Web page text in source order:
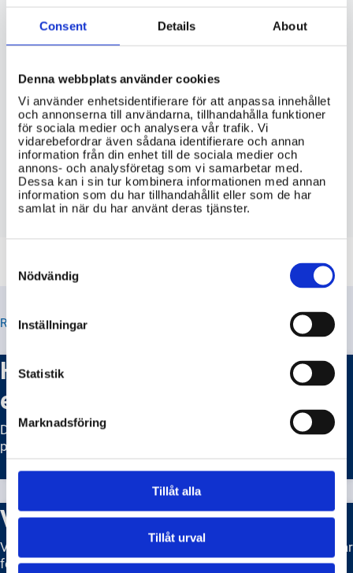
Consent Details About
Denna webbplats använder cookies
Vi använder enhetsidentifierare för att anpassa innehållet
och annonserna till användarna, tillhandahålla funktioner
för sociala medier och analysera vår trafik. Vi
vidarebefordrar även sådana identifierare och annan
information från din enhet till de sociala medier och
annons- och analysföretag som vi samarbetar med.
Dessa kan i sin tur kombinera informationen med annan
information som du har tillhandahållit eller som de har
samlat in när du har använt deras tjänster.
Selection
Nödvändig
Inställningar
Statistik
Marknadsföring
Tillåt alla
Tillåt urval
VIKTIG INFORMATION
Hur ansöker man om rösträtt i svenska
val om man bor utomlands?
Vilka villkor gäller för att rösta i
svenska val från utlandet?
Finns det någon möjlighet att rösta i
svenska val från utlandet?
RELATERADE TIPS
Hur kan jag få hjälp om jag har
en funktionsnedsättning?
Det finns många olika stöd och resurser tillgängliga för
personer med funktionsnedsättning.
Valmyndigheten
Valmyndigheten är en viktig del av demokratin och ansvarar
för att svenska folkets röst hörs.